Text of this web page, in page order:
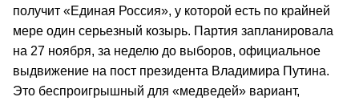
получит «Единая Россия», у которой есть по крайней
мере один серьезный козырь. Партия запланировала
на 27 ноября, за неделю до выборов, официальное
выдвижение на пост президента Владимира Путина.
Это беспроигрышный для «медведей» вариант,